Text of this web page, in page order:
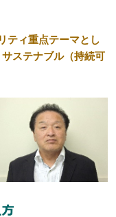
ティ重点テーマとし
ステナブル（持続可